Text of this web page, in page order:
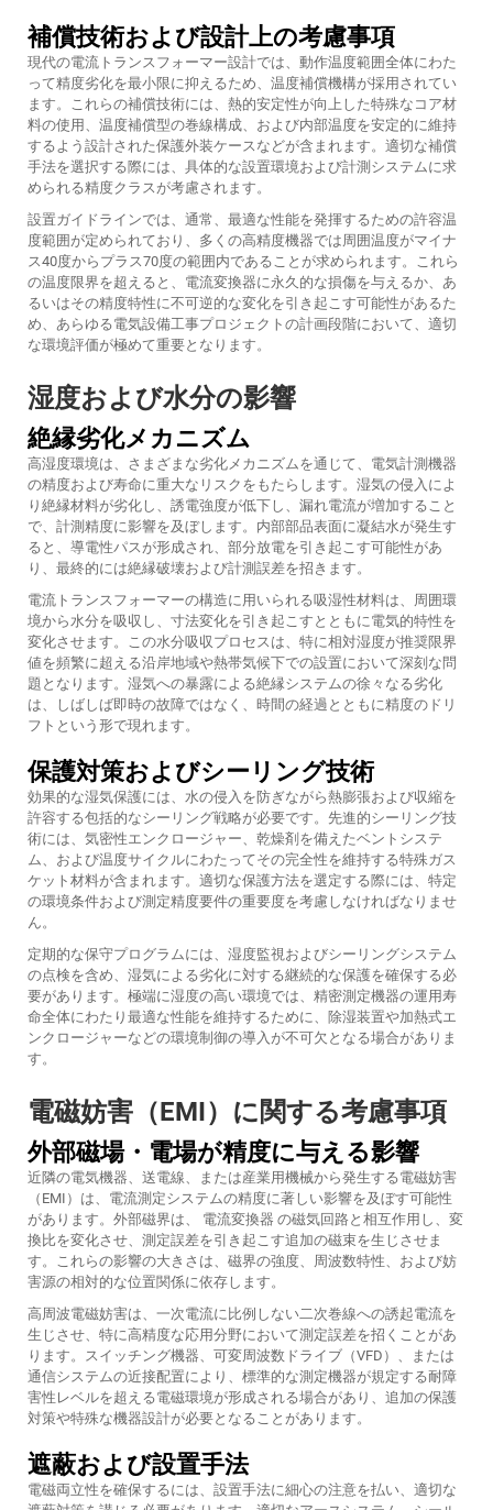
補償技術および設計上の考慮事項
現代の電流トランスフォーマー設計では、動作温度範囲全体にわた
って精度劣化を最小限に抑えるため、温度補償機構が採用されてい
ます。これらの補償技術には、熱的安定性が向上した特殊なコア材
料の使用、温度補償型の巻線構成、および内部温度を安定的に維持
するよう設計された保護外装ケースなどが含まれます。適切な補償
手法を選択する際には、具体的な設置環境および計測システムに求
められる精度クラスが考慮されます。
設置ガイドラインでは、通常、最適な性能を発揮するための許容温
度範囲が定められており、多くの高精度機器では周囲温度がマイナ
ス40度からプラス70度の範囲内であることが求められます。これら
の温度限界を超えると、電流変換器に永久的な損傷を与えるか、あ
るいはその精度特性に不可逆的な変化を引き起こす可能性があるた
め、あらゆる電気設備工事プロジェクトの計画段階において、適切
な環境評価が極めて重要となります。
湿度および水分の影響
絶縁劣化メカニズム
高湿度環境は、さまざまな劣化メカニズムを通じて、電気計測機器
の精度および寿命に重大なリスクをもたらします。湿気の侵入によ
り絶縁材料が劣化し、誘電強度が低下し、漏れ電流が増加すること
で、計測精度に影響を及ぼします。内部部品表面に凝結水が発生す
ると、導電性パスが形成され、部分放電を引き起こす可能性があ
り、最終的には絶縁破壊および計測誤差を招きます。
電流トランスフォーマーの構造に用いられる吸湿性材料は、周囲環
境から水分を吸収し、寸法変化を引き起こすとともに電気的特性を
変化させます。この水分吸収プロセスは、特に相対湿度が推奨限界
値を頻繁に超える沿岸地域や熱帯気候下での設置において深刻な問
題となります。湿気への暴露による絶縁システムの徐々なる劣化
は、しばしば即時の故障ではなく、時間の経過とともに精度のドリ
フトという形で現れます。
保護対策およびシーリング技術
効果的な湿気保護には、水の侵入を防ぎながら熱膨張および収縮を
許容する包括的なシーリング戦略が必要です。先進的シーリング技
術には、気密性エンクロージャー、乾燥剤を備えたベントシステ
ム、および温度サイクルにわたってその完全性を維持する特殊ガス
ケット材料が含まれます。適切な保護方法を選定する際には、特定
の環境条件および測定精度要件の重要度を考慮しなければなりませ
ん。
定期的な保守プログラムには、湿度監視およびシーリングシステム
の点検を含め、湿気による劣化に対する継続的な保護を確保する必
要があります。極端に湿度の高い環境では、精密測定機器の運用寿
命全体にわたり最適な性能を維持するために、除湿装置や加熱式エ
ンクロージャーなどの環境制御の導入が不可欠となる場合がありま
す。
電磁妨害（EMI）に関する考慮事項
外部磁場・電場が精度に与える影響
近隣の電気機器、送電線、または産業用機械から発生する電磁妨害
（EMI）は、電流測定システムの精度に著しい影響を及ぼす可能性
があります。外部磁界は、 電流変換器 の磁気回路と相互作用し、変
換比を変化させ、測定誤差を引き起こす追加の磁束を生じさせま
す。これらの影響の大きさは、磁界の強度、周波数特性、および妨
害源の相対的な位置関係に依存します。
高周波電磁妨害は、一次電流に比例しない二次巻線への誘起電流を
生じさせ、特に高精度な応用分野において測定誤差を招くことがあ
ります。スイッチング機器、可変周波数ドライブ（VFD）、または
通信システムの近接配置により、標準的な測定機器が規定する耐障
害性レベルを超える電磁環境が形成される場合があり、追加の保護
対策や特殊な機器設計が必要となることがあります。
遮蔽および設置手法
電磁両立性を確保するには、設置手法に細心の注意を払い、適切な